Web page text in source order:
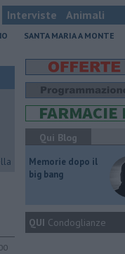
Interviste Animali
SANTA MARIA A MONTE
Qui Blog
Memorie dopo il
big bang
QUI Condoglianze